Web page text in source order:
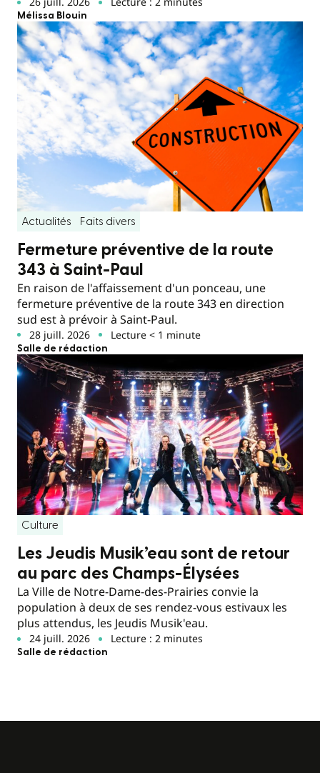
Mélissa Blouin
Actualités Faits divers
Fermeture préventive de la route
343 à Saint-Paul
En raison de l'affaissement d'un ponceau, une
fermeture préventive de la route 343 en direction
sud est à prévoir à Saint-Paul.
28 juill. 2026 Lecture < 1 minute
Salle de rédaction
Culture
Les Jeudis Musik’eau sont de retour
au parc des Champs-Élysées
La Ville de Notre-Dame-des-Prairies convie la
population à deux de ses rendez-vous estivaux les
plus attendus, les Jeudis Musik'eau.
24 juill. 2026 Lecture : 2 minutes
Salle de rédaction